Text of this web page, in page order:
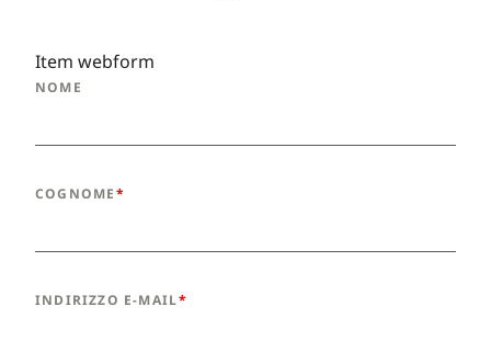
Item webform
NOME
COGNOME
INDIRIZZO E-MAIL